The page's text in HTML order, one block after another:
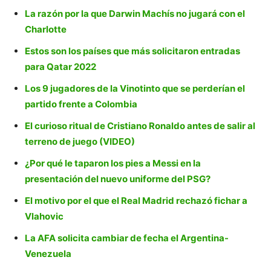
La razón por la que Darwin Machís no jugará con el
Charlotte
Estos son los países que más solicitaron entradas
para Qatar 2022
Los 9 jugadores de la Vinotinto que se perderían el
partido frente a Colombia
El curioso ritual de Cristiano Ronaldo antes de salir al
terreno de juego (VIDEO)
¿Por qué le taparon los pies a Messi en la
presentación del nuevo uniforme del PSG?
El motivo por el que el Real Madrid rechazó fichar a
Vlahovic
La AFA solicita cambiar de fecha el Argentina-
Venezuela